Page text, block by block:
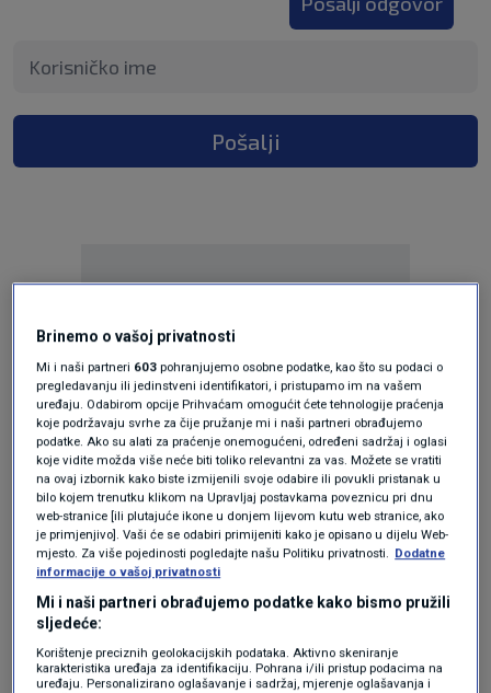
Pošalji
Oglas
Oglas
Brinemo o vašoj privatnosti
Mi i naši partneri 603 pohranjujemo osobne podatke, kao što su podaci o
pregledavanju ili jedinstveni identifikatori, i pristupamo im na vašem
uređaju. Odabirom opcije Prihvaćam omogućit ćete tehnologije praćenja
koje podržavaju svrhe za čije pružanje mi i naši partneri obrađujemo
podatke. Ako su alati za praćenje onemogućeni, određeni sadržaj i oglasi
koje vidite možda više neće biti toliko relevantni za vas. Možete se vratiti
na ovaj izbornik kako biste izmijenili svoje odabire ili povukli pristanak u
bilo kojem trenutku klikom na Upravljaj postavkama poveznicu pri dnu
web-stranice [ili plutajuće ikone u donjem lijevom kutu web stranice, ako
je primjenjivo]. Vaši će se odabiri primijeniti kako je opisano u dijelu Web-
mjesto. Za više pojedinosti pogledajte našu Politiku privatnosti. Dodatne
informacije o vašoj privatnosti
Mi i naši partneri obrađujemo podatke kako bismo pružili
sljedeće:
Korištenje preciznih geolokacijskih podataka. Aktivno skeniranje
karakteristika uređaja za identifikaciju. Pohrana i/ili pristup podacima na
uređaju. Personalizirano oglašavanje i sadržaj, mjerenje oglašavanja i